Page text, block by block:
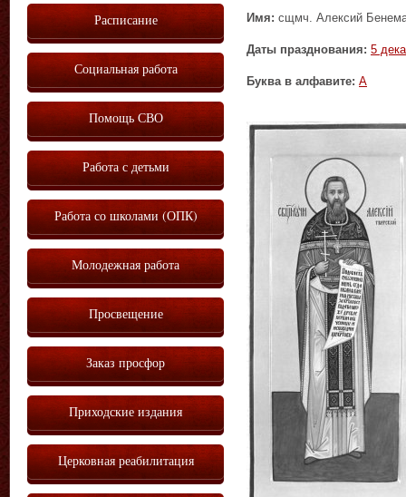
Имя: сщмч. Алексий
Даты празднования: 5
Буква в алфавите: А
Расписание
Социальная работа
Помощь СВО
Работа с детьми
Работа со школами (ОПК)
Молодежная работа
Просвещение
Заказ просфор
Приходские издания
Церковная реабилитация